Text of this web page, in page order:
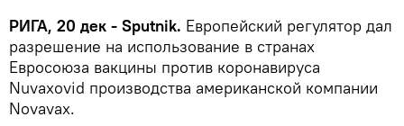
РИГА, 20 дек - Sputnik. Европейский регулятор дал
разрешение на использование в странах
Евросоюза вакцины против коронавируса
Nuvaxovid производства американской компании
Novavax.